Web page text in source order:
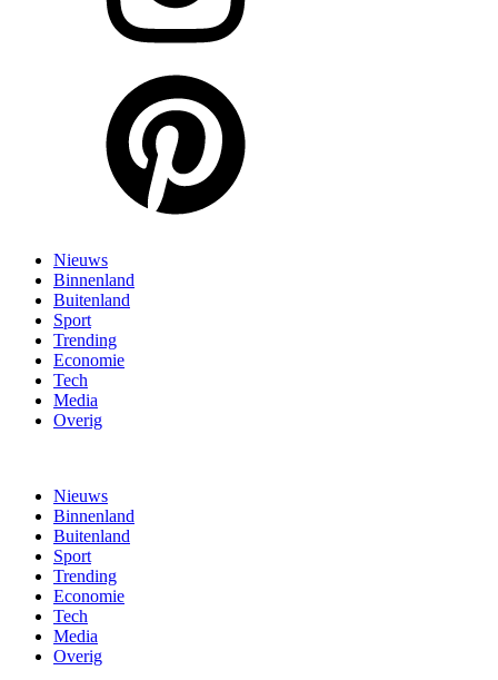
Nieuws
Binnenland
Buitenland
Sport
Trending
Economie
Tech
Media
Overig
Nieuws
Binnenland
Buitenland
Sport
Trending
Economie
Tech
Media
Overig